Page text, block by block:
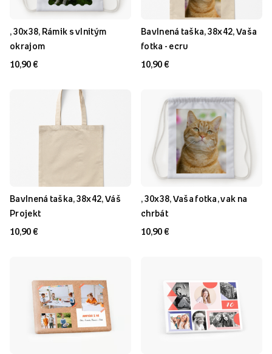
, 30x38, Rámik s vlnitým
okrajom
10,90 €
Bavlnená taška, 38x42, Vaša
fotka - ecru
10,90 €
Bavlnená taška, 38x42, Váš
Projekt
10,90 €
, 30x38, Vaša fotka, vak na
chrbát
10,90 €